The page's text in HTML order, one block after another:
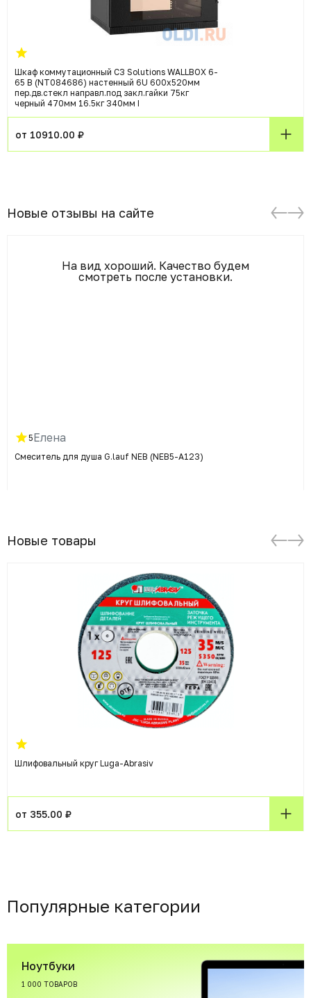
Шкаф коммутационный C3 Solutions WALLBOX 6-
65 B (NT084686) настенный 6U 600x520мм
пер.дв.стекл направл.под закл.гайки 75кг
черный 470мм 16.5кг 340мм I
от 10910.00 ₽
Новые отзывы на сайте
На вид хороший. Качество будем
смотреть после установки.
5Елена
Смеситель для душа G.lauf NEB (NEB5-A123)
Новые товары
Шлифовальный круг Luga-Abrasiv
от 355.00 ₽
Популярные категории
Ноутбуки
1 000 ТОВАРОВ